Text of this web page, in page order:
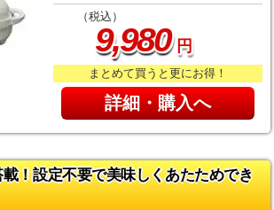
（税込）
9,980円
まとめて買うと更にお得！
詳細・購入へ
！設定不要で美味しくあたためでき